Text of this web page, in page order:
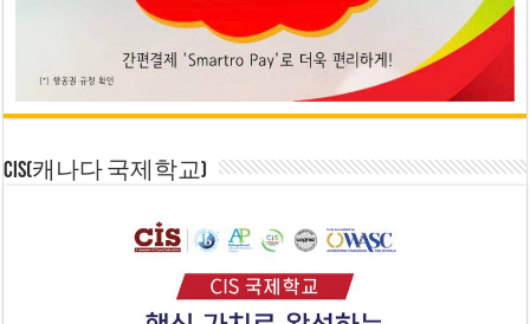
CIS(캐나다 국제학교)